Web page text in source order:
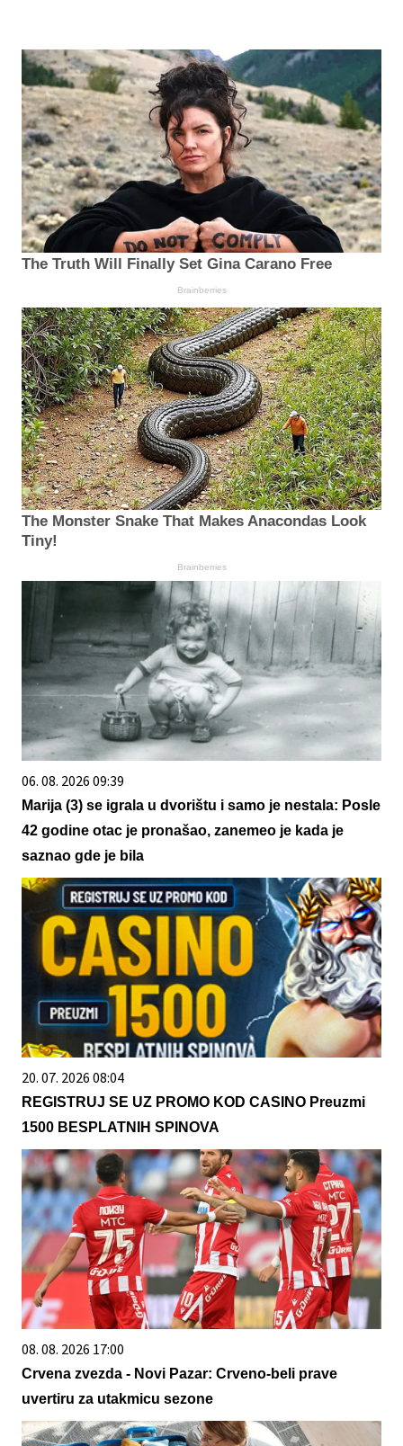
The Truth Will Finally Set Gina Carano Free
Brainberries
The Monster Snake That Makes Anacondas Look
Tiny!
Brainberries
06. 08. 2026 09:39
Marija (3) se igrala u dvorištu i samo je nestala: Posle
42 godine otac je pronašao, zanemeo je kada je
saznao gde je bila
20. 07. 2026 08:04
REGISTRUJ SE UZ PROMO KOD CASINO Preuzmi
1500 BESPLATNIH SPINOVA
08. 08. 2026 17:00
Crvena zvezda - Novi Pazar: Crveno-beli prave
uvertiru za utakmicu sezone